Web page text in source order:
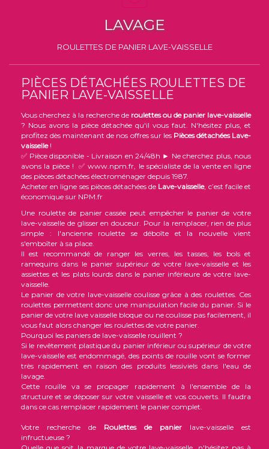
LAVAGE
ROULETTES DE PANIER LAVE-VAISSELLE
PIÈCES DÉTACHÉES ROULETTES DE
PANIER LAVE-VAISSELLE
Vous cherchez à la recherche de roulettes ou de panier lave-vaisselle
? Nous avons la pièce détachée qu'il vous faut. N'hésitez plus, et
profitez dès maintenant de nos offres sur les Pièces détachées Lave-
vaisselle!
✅ Pièce disponible - Livraison en 24/48h ► Ne cherchez plus, nous
avons la pièce ! ✅ www.npm.fr, le spécialiste de la vente en ligne
des pièces détachées électroménager depuis 1987.
Acheter en ligne ses pièces détachées de Lave-vaisselle, c’est facile et
économique sur NPM.fr
Une roulette de panier cassée peut empêcher le panier de votre
lave-vaisselle de glisser en douceur. Pour la remplacer, rien de plus
simple : l'ancienne roulette se déboîte et la nouvelle vient
s'emboîter à sa place.
Il est recommandé de ranger les verres, les tasses, les bols et
ramequins dans le panier supérieur de votre lave-vaisselle et les
assiettes et les plats lourds dans le panier inférieure de votre lave-
vaisselle.
Le panier de votre lave-vaisselle coulisse grâce à des roulettes. Ces
roulettes permettent donc une manipulation facile du panier. Si le
panier de votre lave vaisselle bloque ou ne coulisse pas facilement, il
vous faut alors changer les roulettes de votre panier.
Pourquoi les paniers de lave-vaisselle rouillent ?
Si le revêtement plastique du panier inférieur ou supérieur de votre
lave-vaisselle est endommagé, des points de rouille vont se former
très rapidement en raison des produits lessiviels dans l'eau de
lavage.
Cette rouille va se propager rapidement à l'ensemble de la
structure et se déposer sur votre vaisselle et vos couverts. Il faudra
dans ce cas remplacer rapidement le panier complet.
Votre recherche de Roulettes de panier lave-vaisselle est
infructueuse ?